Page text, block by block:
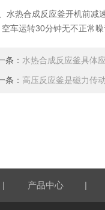
热合成反应釜开机前减速
车运转30分钟无不正常
条： 水热合成反应釜具体
条： 高压反应釜是磁力传
| 产品中心 |